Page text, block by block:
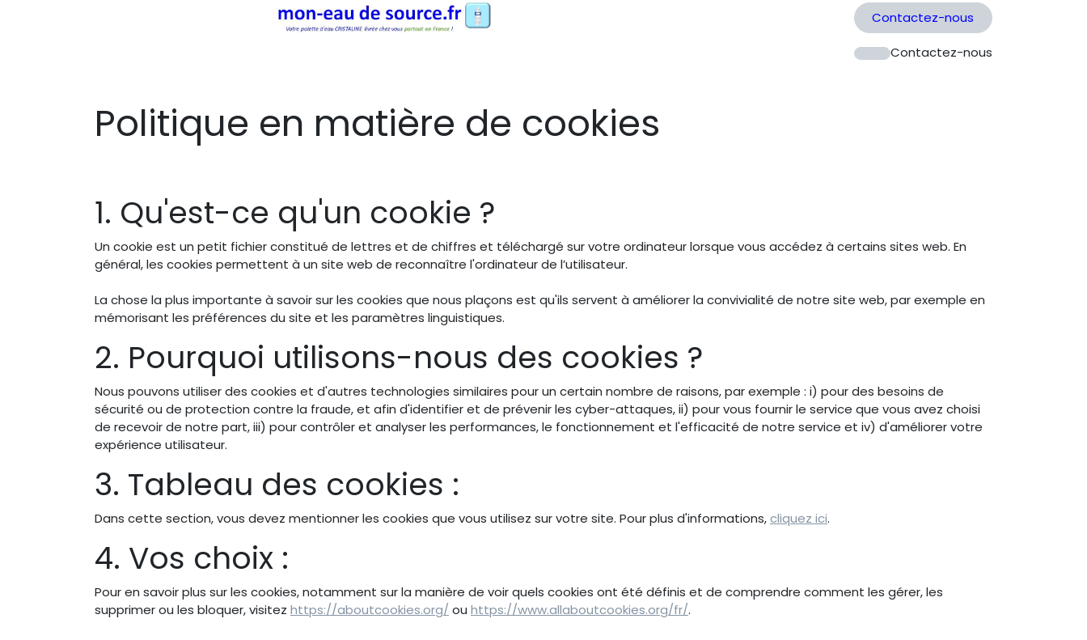
Contactez-nous
Contactez-nous
Politique en matière de cookies
1. Qu'est-ce qu'un cookie ?
Un cookie est un petit fichier constitué de lettres et de chiffres et téléchargé sur votre ordinateur lorsque vous accédez à certains sites web. En
général, les cookies permettent à un site web de reconnaître l'ordinateur de l’utilisateur.
La chose la plus importante à savoir sur les cookies que nous plaçons est qu'ils servent à améliorer la convivialité de notre site web, par exemple en
mémorisant les préférences du site et les paramètres linguistiques.
2. Pourquoi utilisons-nous des cookies ?
Nous pouvons utiliser des cookies et d'autres technologies similaires pour un certain nombre de raisons, par exemple : i) pour des besoins de
sécurité ou de protection contre la fraude, et afin d'identifier et de prévenir les cyber-attaques, ii) pour vous fournir le service que vous avez choisi
de recevoir de notre part, iii) pour contrôler et analyser les performances, le fonctionnement et l'efficacité de notre service et iv) d'améliorer votre
expérience utilisateur.
3. Tableau des cookies :
Dans cette section, vous devez mentionner les cookies que vous utilisez sur votre site. Pour plus d'informations,cliquez ici.
4. Vos choix :
Pour en savoir plus sur les cookies, notamment sur la manière de voir quels cookies ont été définis et de comprendre comment les gérer, les
supprimer ou les bloquer, visitez https://aboutcookies.org/ ou https://www.allaboutcookies.org/fr/.